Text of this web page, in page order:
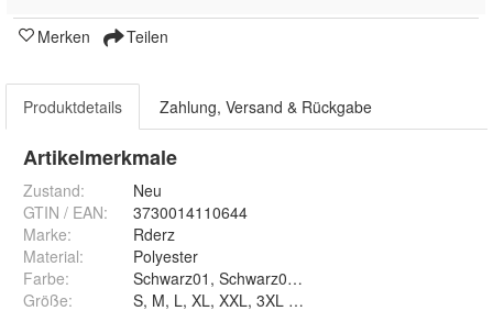
Merken Teilen
Produktdetails Zahlung, Versand & Rückgabe
Artikelmerkmale
Zustand:
Neu
GTIN / EAN:
3730014110644
Marke:
Rderz
Material:
Polyester
Farbe:
Größe: